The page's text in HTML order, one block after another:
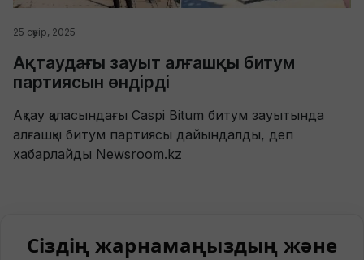
25 сәуір, 2025
Ақтаудағы зауыт алғашқы битум
партиясын өндірді
Ақтау қаласындағы Caspi Bitum битум зауытында
алғашқы битум партиясы дайындалды, деп
хабарлайды Newsroom.kz
Сіздің жарнамаңыздың және